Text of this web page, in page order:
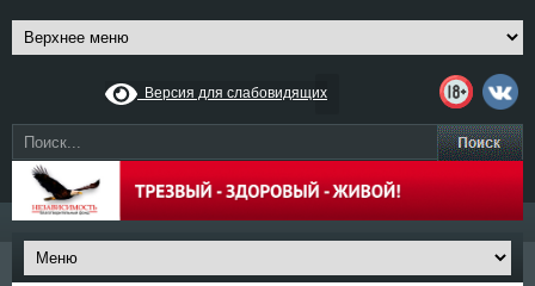
Версия для слабовидящих